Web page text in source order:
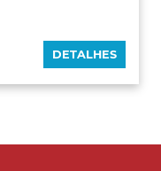
DETALHES